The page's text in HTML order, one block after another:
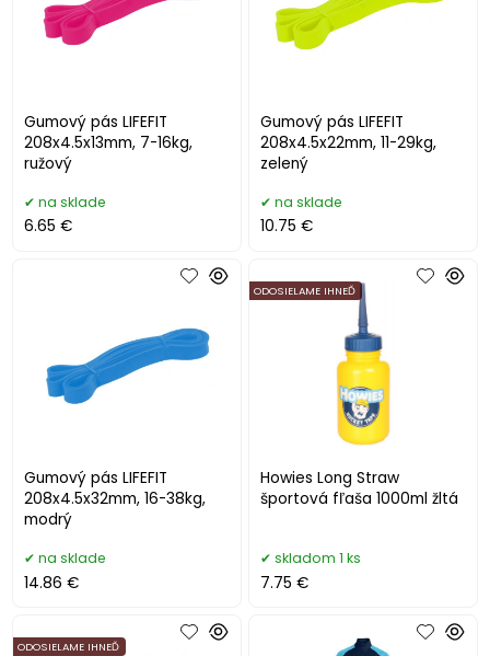
Gumový pás LIFEFIT
208x4.5x13mm, 7-16kg,
ružový
na sklade
6.65 €
Gumový pás LIFEFIT
208x4.5x22mm, 11-29kg,
zelený
na sklade
10.75 €
Gumový pás LIFEFIT
208x4.5x32mm, 16-38kg,
modrý
na sklade
14.86 €
Howies Long Straw
športová fľaša 1000ml žltá
ODOSIELAME IHNEĎ
skladom 1 ks
7.75 €
ODOSIELAME IHNEĎ